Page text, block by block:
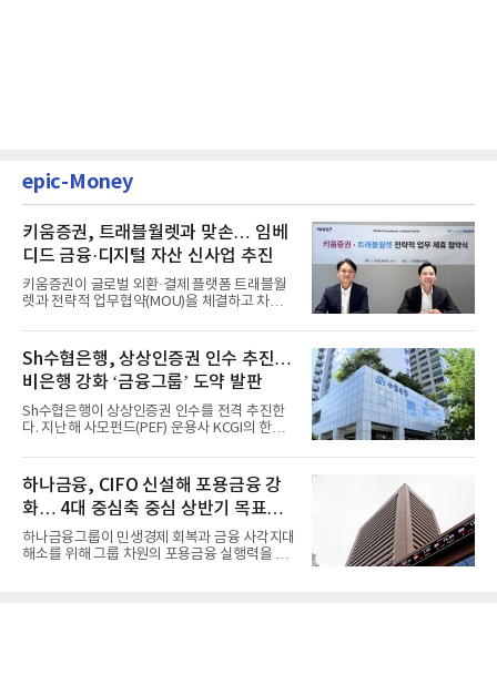
epic-Money
키움증권, 트래블월렛과 맞손… 임베
디드 금융·디지털 자산 신사업 추진
키움증권이 글로벌 외환·결제 플랫폼 트래블월
렛과 전략적 업무협약(MOU)을 체결하고 차세
Sh수협은행, 상상인증권 인수 추진…
비은행 강화 ‘금융그룹’ 도약 발판
Sh수협은행이 상상인증권 인수를 전격 추진한
다. 지난해 사모펀드(PEF) 운용사 KCGI의 한양
하나금융, CIFO 신설해 포용금융 강
화… 4대 중심축 중심 상반기 목표
60% 달성
하나금융그룹이 민생경제 회복과 금융 사각지대
해소를 위해 그룹 차원의 포용금융 실행력을 대